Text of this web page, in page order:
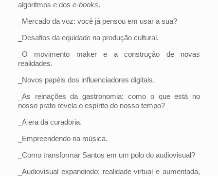
algoritmos e dos e-books.
_Mercado da voz: você já pensou em usar a sua?
_Desafios da equidade na produção cultural.
_O movimento maker e a construção de novas
realidades.
_Novos papéis dos influenciadores digitais.
_As reinações da gastronomia: como o que está no
nosso prato revela o espírito do nosso tempo?
_A era da curadoria.
_Empreendendo na música.
_Como transformar Santos em um polo do audiovisual?
_Audiovisual expandindo: realidade virtual e aumentada,